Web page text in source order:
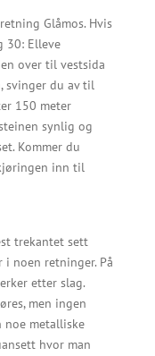
Glåmos. Hvis
30: Elleve
over til vestsida
svinger du av til
150 meter
synlig og
Kommer du
inn til
trekantet sett
i noen retninger. På
etter slag.
men ingen
noe metalliske
hvor man